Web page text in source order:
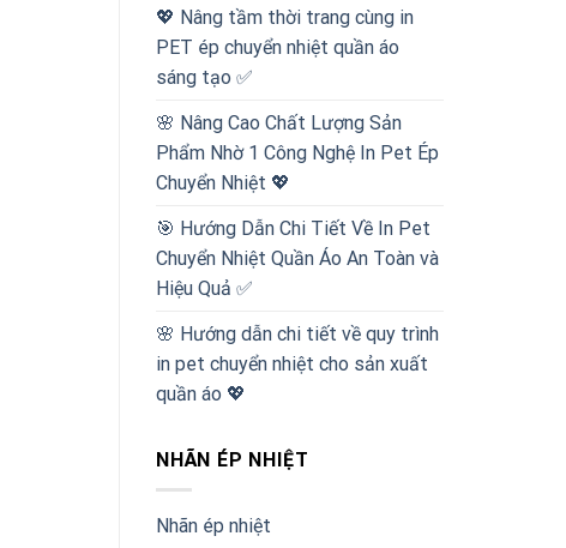
💖 Nâng tầm thời trang cùng in
PET ép chuyển nhiệt quần áo
sáng tạo ✅
🌸 Nâng Cao Chất Lượng Sản
Phẩm Nhờ 1 Công Nghệ In Pet Ép
Chuyển Nhiệt 💖
🎯 Hướng Dẫn Chi Tiết Về In Pet
Chuyển Nhiệt Quần Áo An Toàn và
Hiệu Quả ✅
🌸 Hướng dẫn chi tiết về quy trình
in pet chuyển nhiệt cho sản xuất
quần áo 💖
NHÃN ÉP NHIỆT
Nhãn ép nhiệt